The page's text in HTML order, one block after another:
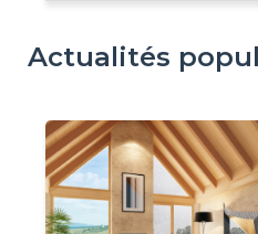
Actualités